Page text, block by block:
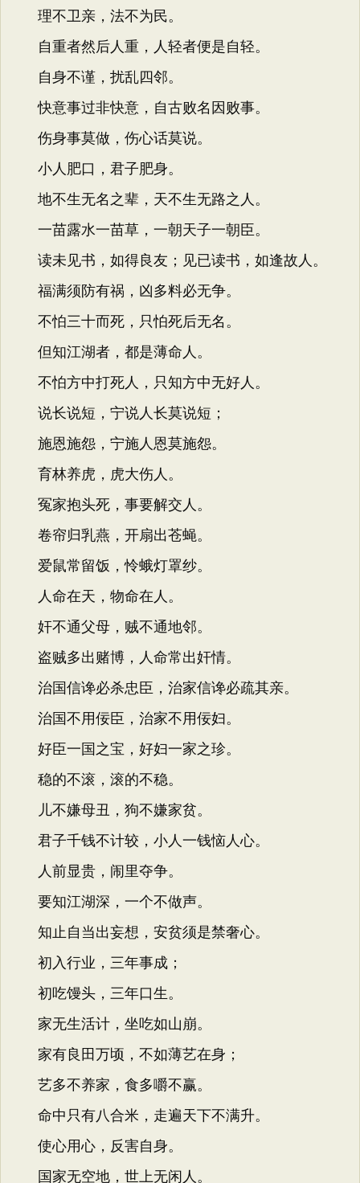
理不卫亲，法不为民。
自重者然后人重，人轻者便是自轻。
自身不谨，扰乱四邻。
快意事过非快意，自古败名因败事。
伤身事莫做，伤心话莫说。
小人肥口，君子肥身。
地不生无名之辈，天不生无路之人。
一苗露水一苗草，一朝天子一朝臣。
读未见书，如得良友；见已读书，如逢故人。
福满须防有祸，凶多料必无争。
不怕三十而死，只怕死后无名。
但知江湖者，都是薄命人。
不怕方中打死人，只知方中无好人。
说长说短，宁说人长莫说短；
施恩施怨，宁施人恩莫施怨。
育林养虎，虎大伤人。
冤家抱头死，事要解交人。
卷帘归乳燕，开扇出苍蝇。
爱鼠常留饭，怜蛾灯罩纱。
人命在天，物命在人。
奸不通父母，贼不通地邻。
盗贼多出赌博，人命常出奸情。
治国信谗必杀忠臣，治家信谗必疏其亲。
治国不用佞臣，治家不用佞妇。
好臣一国之宝，好妇一家之珍。
稳的不滚，滚的不稳。
儿不嫌母丑，狗不嫌家贫。
君子千钱不计较，小人一钱恼人心。
人前显贵，闹里夺争。
要知江湖深，一个不做声。
知止自当出妄想，安贫须是禁奢心。
初入行业，三年事成；
初吃馒头，三年口生。
家无生活计，坐吃如山崩。
家有良田万顷，不如薄艺在身；
艺多不养家，食多嚼不赢。
命中只有八合米，走遍天下不满升。
使心用心，反害自身。
国家无空地，世上无闲人。